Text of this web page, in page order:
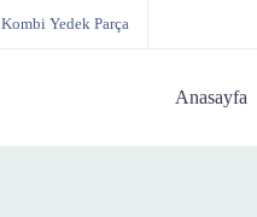
Kombi Yedek Parça
Anasayfa